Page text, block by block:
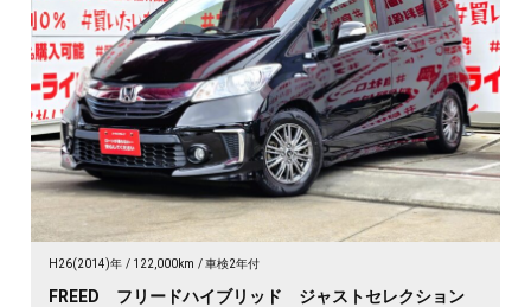
H26(2014)年 122,000km 車検2年付
FREED フリードハイブリッド ジャストセレクション